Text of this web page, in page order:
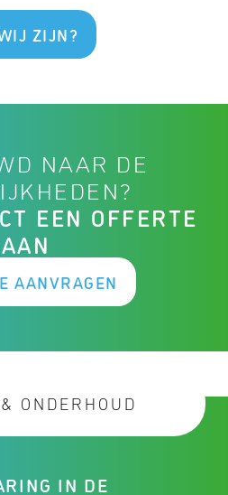
ZIJN?
NAAR DE
EEN OFFERTE
AAN
AANVRAGEN
ONDERHOUD
IN DE